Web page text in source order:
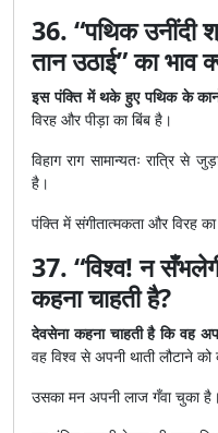
36. “पथिक उनींदी
तान उठाई” का भाव
इस पंक्ति में थके हुए पथिक के
विरह और पीड़ा का बिंब है।
विहाग राग सामान्यतः रात्रि
है।
पंक्ति में संगीतात्मकता और विरह
37. “विश्व! न
कहना चाहती है?
देवसेना कहना चाहती है कि वह
वह विश्व से अपनी थाती लौटाने
उसका मन अपनी लाज गँवा चुका